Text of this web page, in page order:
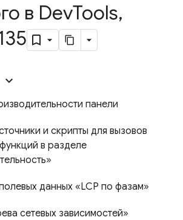
в DevTools,
панели
и скрипты для вызовов
в разделе
данных «LCP по фазам»
сетевых зависимостей»